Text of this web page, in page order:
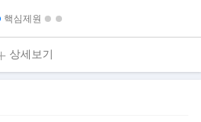
핵심제원
상세보기